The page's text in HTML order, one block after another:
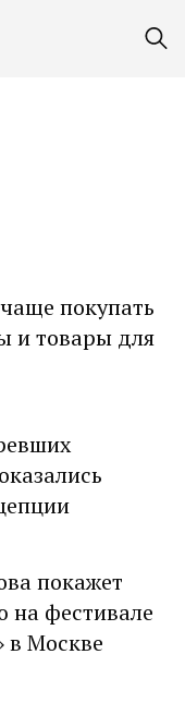
покупать
и товары для
покажет
на фестивале
в Москве